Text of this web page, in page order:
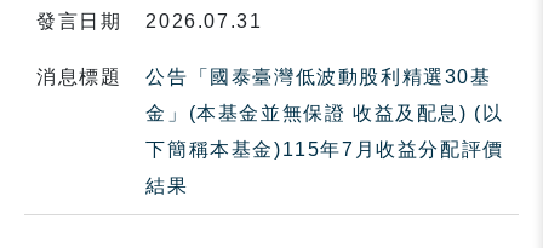
發言日期 2026.07.31
消息標題
公告「國泰臺灣低波動股利精選30基
金」(本基金並無保證 收益及配息) (以
下簡稱本基金)115年7月收益分配評價
結果